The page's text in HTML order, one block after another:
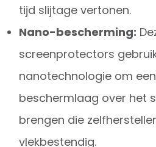
tijd slijtage vertonen.
Nano-bescherming:
screenprotectors
nanotechnologie om
beschermlaag over het
brengen die
vlekbestendig.